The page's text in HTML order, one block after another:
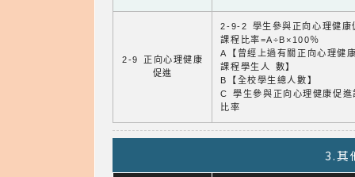
2-9 正向心理健康
促進
2-9-2 學生參與正向心理健康
課程比率=A÷B×100％
A【曾經上過有關正向心理健
課程學生人 數】
B【全校學生總人數】
C 學生參與正向心理健康促進
比率
3.其